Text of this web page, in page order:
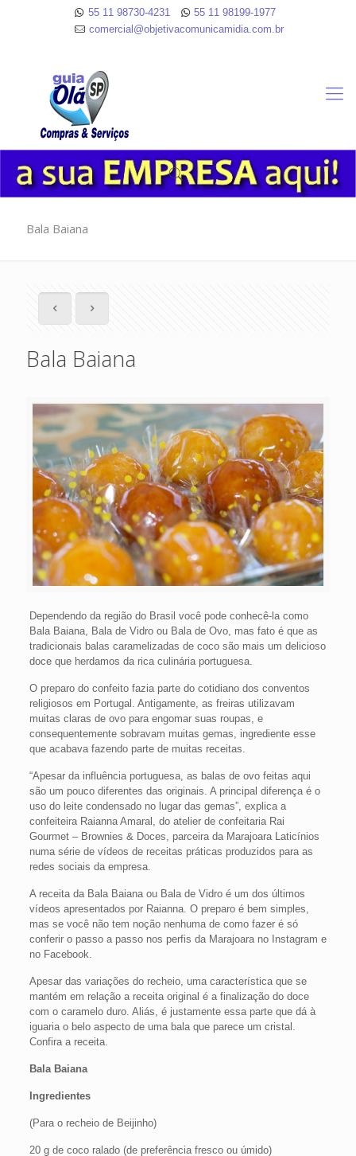
55 11 98730-4231
55 11 98199-1977
comercial@objetivacomunicamidia.com.br
Bala Baiana
Bala Baiana
Dependendo da região do Brasil você pode conhecê-la como
Bala Baiana, Bala de Vidro ou Bala de Ovo, mas fato é que as
tradicionais balas caramelizadas de coco são mais um delicioso
doce que herdamos da rica culinária portuguesa.
O preparo do confeito fazia parte do cotidiano dos conventos
religiosos em Portugal. Antigamente, as freiras utilizavam
muitas claras de ovo para engomar suas roupas, e
consequentemente sobravam muitas gemas, ingrediente esse
que acabava fazendo parte de muitas receitas.
“Apesar da influência portuguesa, as balas de ovo feitas aqui
são um pouco diferentes das originais. A principal diferença é o
uso do leite condensado no lugar das gemas”, explica a
confeiteira Raianna Amaral, do atelier de confeitaria Rai
Gourmet – Brownies & Doces, parceira da Marajoara Laticínios
numa série de vídeos de receitas práticas produzidos para as
redes sociais da empresa.
A receita da Bala Baiana ou Bala de Vidro é um dos últimos
vídeos apresentados por Raianna. O preparo é bem simples,
mas se você não tem noção nenhuma de como fazer é só
conferir o passo a passo nos perfis da Marajoara no Instagram e
no Facebook.
Apesar das variações do recheio, uma característica que se
mantém em relação a receita original é a finalização do doce
com o caramelo duro. Aliás, é justamente essa parte que dá à
iguaria o belo aspecto de uma bala que parece um cristal.
Confira a receita.
Bala Baiana
Ingredientes
(Para o recheio de Beijinho)
20 g de coco ralado (de preferência fresco ou úmido)